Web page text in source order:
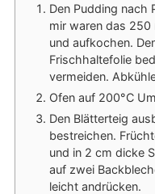
Den Pudding nach
mir waren das
und aufkochen.
Frischhaltefolie
vermeiden.
Ofen auf 200°C
Den Blätterteig
bestreichen.
und in 2 cm dicke
auf zwei
leicht andrücken.